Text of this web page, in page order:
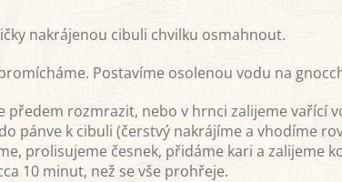
nakrájenou cibuli chvilku osmahnout.
Postavíme osolenou vodu na
předem rozmrazit, nebo v hrnci zalijeme vařící
pánve k cibuli (čerstvý nakrájíme a vhodíme
prolisujeme česnek, přidáme kari a zalijeme
10 minut, než se vše prohřeje.